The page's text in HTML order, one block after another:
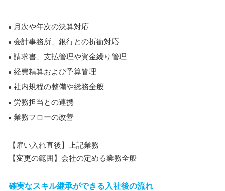
月次や年次の決算対応
会計事務所、銀行との折衝対応
請求書、支払管理や資金繰り管理
経費精算および予算管理
社内規程の整備や総務全般
労務担当との連携
業務フローの改善
【雇い入れ直後】上記業務
【変更の範囲】会社の定める業務全般
確実なスキル継承ができる入社後の流れ